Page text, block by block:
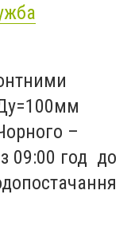
–
09:00 год до